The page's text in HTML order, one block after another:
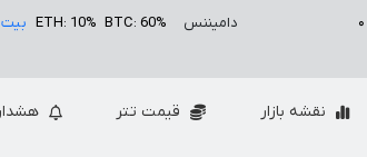
۰ دامیننس BTC: 60%
ETH: 10%
نقشه بازار قیمت تتر